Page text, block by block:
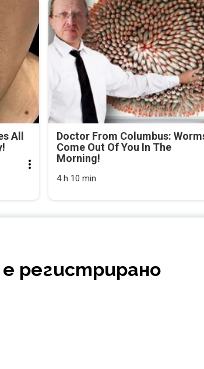
All
Doctor From Columbus:
Come Out Of You In The
Morning!
4 h 10 min
регистрирано